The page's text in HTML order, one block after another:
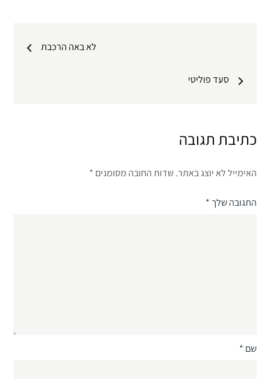
לא באה הרכבת
סעד פוליטי
כתיבת תגובה
האימייל לא יוצג באתר. שדות החובה מסומנים *
התגובה שלך*
שם *